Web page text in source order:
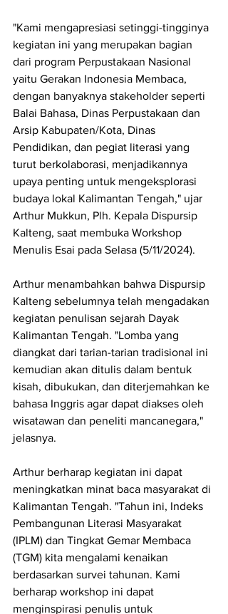
"Kami mengapresiasi setinggi-tingginya
kegiatan ini yang merupakan bagian
dari program Perpustakaan Nasional
yaitu Gerakan Indonesia Membaca,
dengan banyaknya stakeholder seperti
Balai Bahasa, Dinas Perpustakaan dan
Arsip Kabupaten/Kota, Dinas
Pendidikan, dan pegiat literasi yang
turut berkolaborasi, menjadikannya
upaya penting untuk mengeksplorasi
budaya lokal Kalimantan Tengah," ujar
Arthur Mukkun, Plh. Kepala Dispursip
Kalteng, saat membuka Workshop
Menulis Esai pada Selasa (5/11/2024).
Arthur menambahkan bahwa Dispursip
Kalteng sebelumnya telah mengadakan
kegiatan penulisan sejarah Dayak
Kalimantan Tengah. "Lomba yang
diangkat dari tarian-tarian tradisional ini
kemudian akan ditulis dalam bentuk
kisah, dibukukan, dan diterjemahkan ke
bahasa Inggris agar dapat diakses oleh
wisatawan dan peneliti mancanegara,"
jelasnya.
Arthur berharap kegiatan ini dapat
meningkatkan minat baca masyarakat di
Kalimantan Tengah. "Tahun ini, Indeks
Pembangunan Literasi Masyarakat
(IPLM) dan Tingkat Gemar Membaca
(TGM) kita mengalami kenaikan
berdasarkan survei tahunan. Kami
berharap workshop ini dapat
menginspirasi penulis untuk